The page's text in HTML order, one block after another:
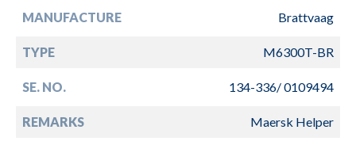
MANUFACTURE Brattvaag
TYPE M6300T-BR
SE. NO. 134-336/ 0109494
REMARKS Maersk Helper